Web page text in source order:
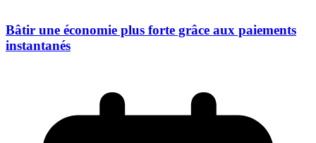
Bâtir une économie plus forte grâce aux paiements
instantanés